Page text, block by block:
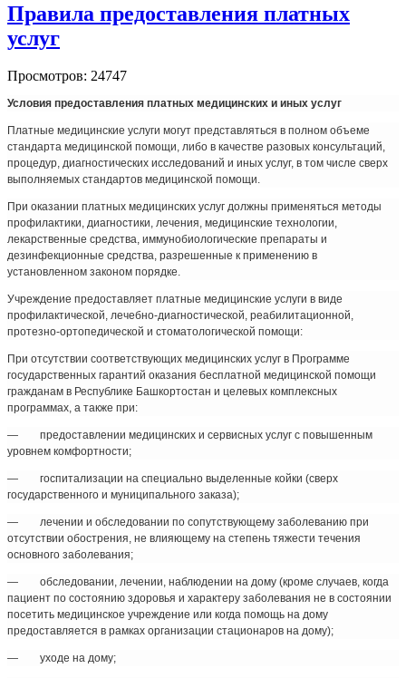
Правила предоставления платных
услуг
Просмотров: 24747
Условия предоставления платных медицинских и иных услуг
Платные медицинские услуги могут представляться в полном объеме
стандарта медицинской помощи, либо в качестве разовых консультаций,
процедур, диагностических исследований и иных услуг, в том числе сверх
выполняемых стандартов медицинской помощи.
При оказании платных медицинских услуг должны применяться методы
профилактики, диагностики, лечения, медицинские технологии,
лекарственные средства, иммунобиологические препараты и
дезинфекционные средства, разрешенные к применению в
установленном законом порядке.
Учреждение предоставляет платные медицинские услуги в виде
профилактической, лечебно-диагностической, реабилитационной,
протезно-ортопедической и стоматологической помощи:
При отсутствии соответствующих медицинских услуг в Программе
государственных гарантий оказания бесплатной медицинской помощи
гражданам в Республике Башкортостан и целевых комплексных
программах, а также при:
— предоставлении медицинских и сервисных услуг с повышенным
уровнем комфортности;
— госпитализации на специально выделенные койки (сверх
государственного и муниципального заказа);
— лечении и обследовании по сопутствующему заболеванию при
отсутствии обострения, не влияющему на степень тяжести течения
основного заболевания;
— обследовании, лечении, наблюдении на дому (кроме случаев, когда
пациент по состоянию здоровья и характеру заболевания не в состоянии
посетить медицинское учреждение или когда помощь на дому
предоставляется в рамках организации стационаров на дому);
— уходе на дому;